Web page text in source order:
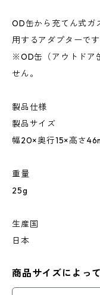
OD缶から充てん式ガ
用するアダプターです
※OD缶（アウトドア
せん。
製品仕様
製品サイズ
幅20×奥行15×高さ
重量
25g
生産国
日本
商品サイズによっ